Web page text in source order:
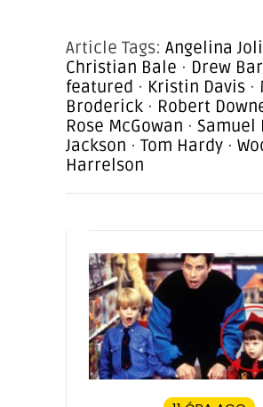
Article Tags: Angelina
Christian Bale · Drew
featured · Kristin Davis ·
Broderick · Robert
Rose McGowan · Samuel
Jackson · Tom Hardy ·
Harrelson